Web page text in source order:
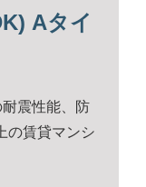
Aタイ
震性能、防
の賃貸マンシ